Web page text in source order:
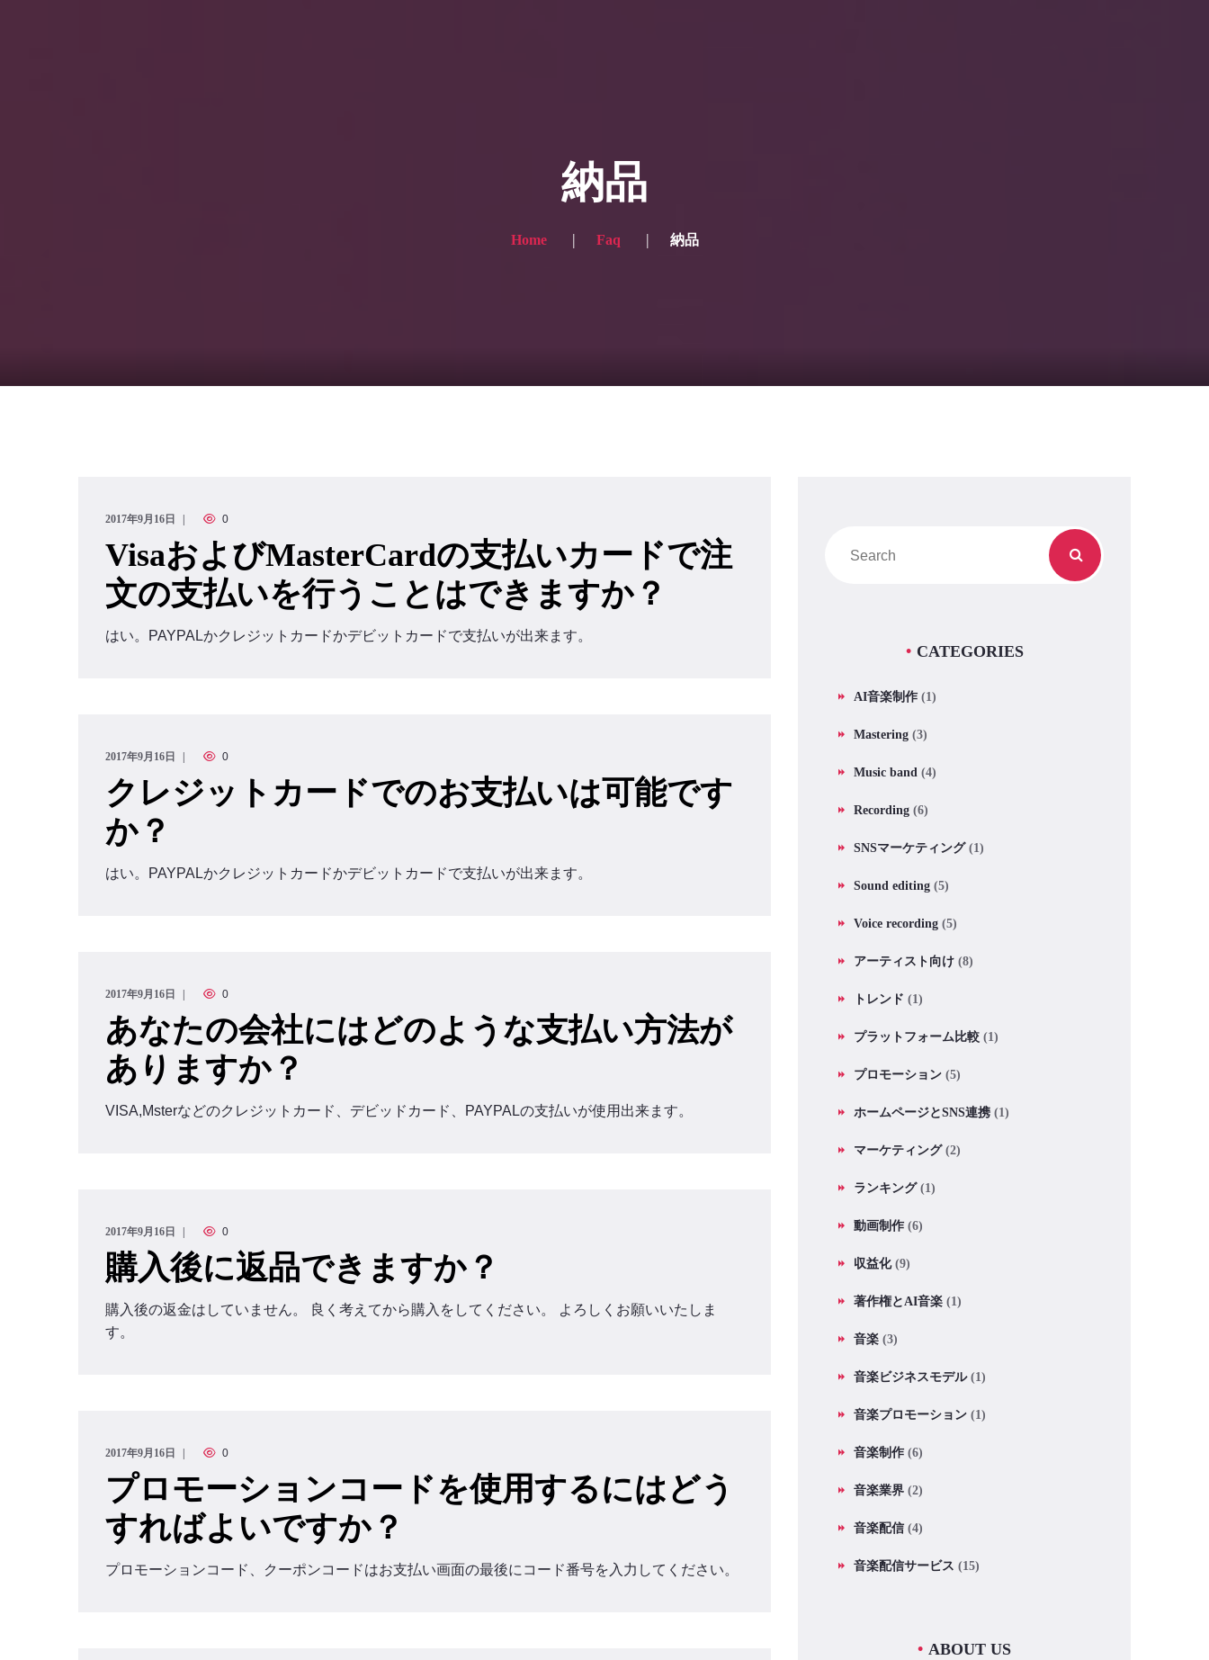
納品
Home Faq 納品
2017年9月16日 0
VisaおよびMasterCardの支払いカードで注
文の支払いを行うことはできますか？
はい。PAYPALかクレジットカードかデビットカードで支払いが出来ます。
2017年9月16日 0
クレジットカードでのお支払いは可能です
か？
はい。PAYPALかクレジットカードかデビットカードで支払いが出来ます。
2017年9月16日 0
あなたの会社にはどのような支払い方法が
ありますか？
VISA,Msterなどのクレジットカード、デビッドカード、PAYPALの支払いが使用出来ます。
2017年9月16日 0
購入後に返品できますか？
購入後の返金はしていません。 良く考えてから購入をしてください。 よろしくお願いいたしま
す。
2017年9月16日 0
プロモーションコードを使用するにはどう
すればよいですか？
プロモーションコード、クーポンコードはお支払い画面の最後にコード番号を入力してください。
CATEGORIES
AI音楽制作 (1)
Mastering (3)
Music band (4)
Recording (6)
SNSマーケティング(1)
Sound editing (5)
Voice recording (5)
アーティスト向け (8)
トレンド (1)
プラットフォーム比較 (1)
プロモーション (5)
ホームページとSNS連携 (1)
マーケティング(2)
ランキング(1)
動画制作 (6)
収益化(9)
著作権とAI音楽 (1)
音楽 (3)
音楽ビジネスモデル(1)
音楽プロモーション (1)
音楽制作 (6)
音楽業界 (2)
音楽配信 (4)
音楽配信サービス (15)
ABOUT US